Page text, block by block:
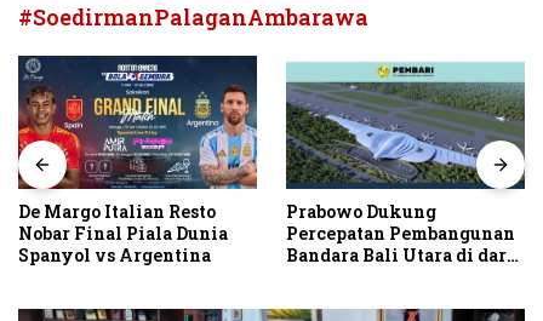
#SoedirmanPalaganAmbarawa
De Margo Italian Resto
Nobar Final Piala Dunia
Spanyol vs Argentina
Prabowo Dukung
Percepatan Pembangunan
Bandara Bali Utara di darat